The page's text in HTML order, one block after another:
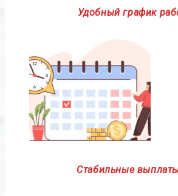
Удобный график
Стабильные